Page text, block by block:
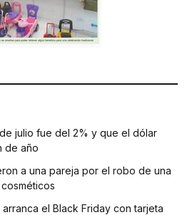
julio fue del 2% y que el dólar
de año
a una pareja por el robo de una
el Black Friday con tarjeta